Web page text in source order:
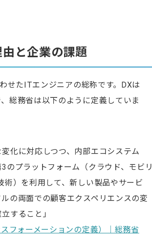
と企業の課題
せたITエンジニアの総称です。DXは
総務省は以下のように定義していま
化に対応しつつ、内部エコシステム
のプラットフォーム（クラウド、モビリ
）を利用して、新しい製品やサービ
の両面での顧客エクスペリエンスの変
すること」
フォーメーションの定義）｜総務省